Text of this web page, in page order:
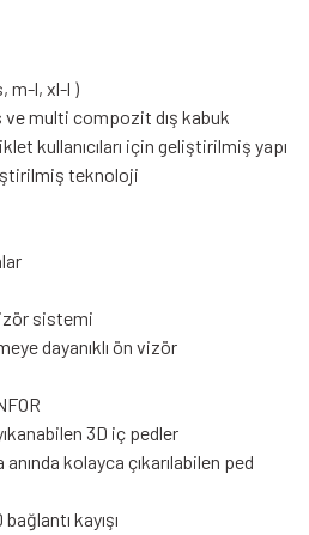
m-l, xl-l )
multi compozit dış kabuk
kullanıcıları için geliştirilmiş yapı
teknoloji
sistemi
dayanıklı ön vizör
3D iç pedler
kolayca çıkarılabilen ped
kayışı